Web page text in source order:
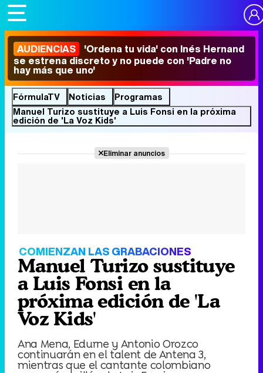
AUDIENCIAS 'Ordena tu vida' con Inés Hernand
se estrena discreto y no puede con 'Padre no
hay más que uno'
FórmulaTV Noticias
Programas
Manuel Turizo sustituye a Luis Fonsi en la próxima
edición de 'La Voz Kids'
Eliminar anuncios
COMIENZAN LAS GRABACIONES
Manuel Turizo sustituye
a Luis Fonsi en la
próxima edición de 'La
Voz Kids'
Ana Mena, Edurne y Antonio Orozco
continuarán en el talent de Antena 3,
mientras que el cantante colombiano